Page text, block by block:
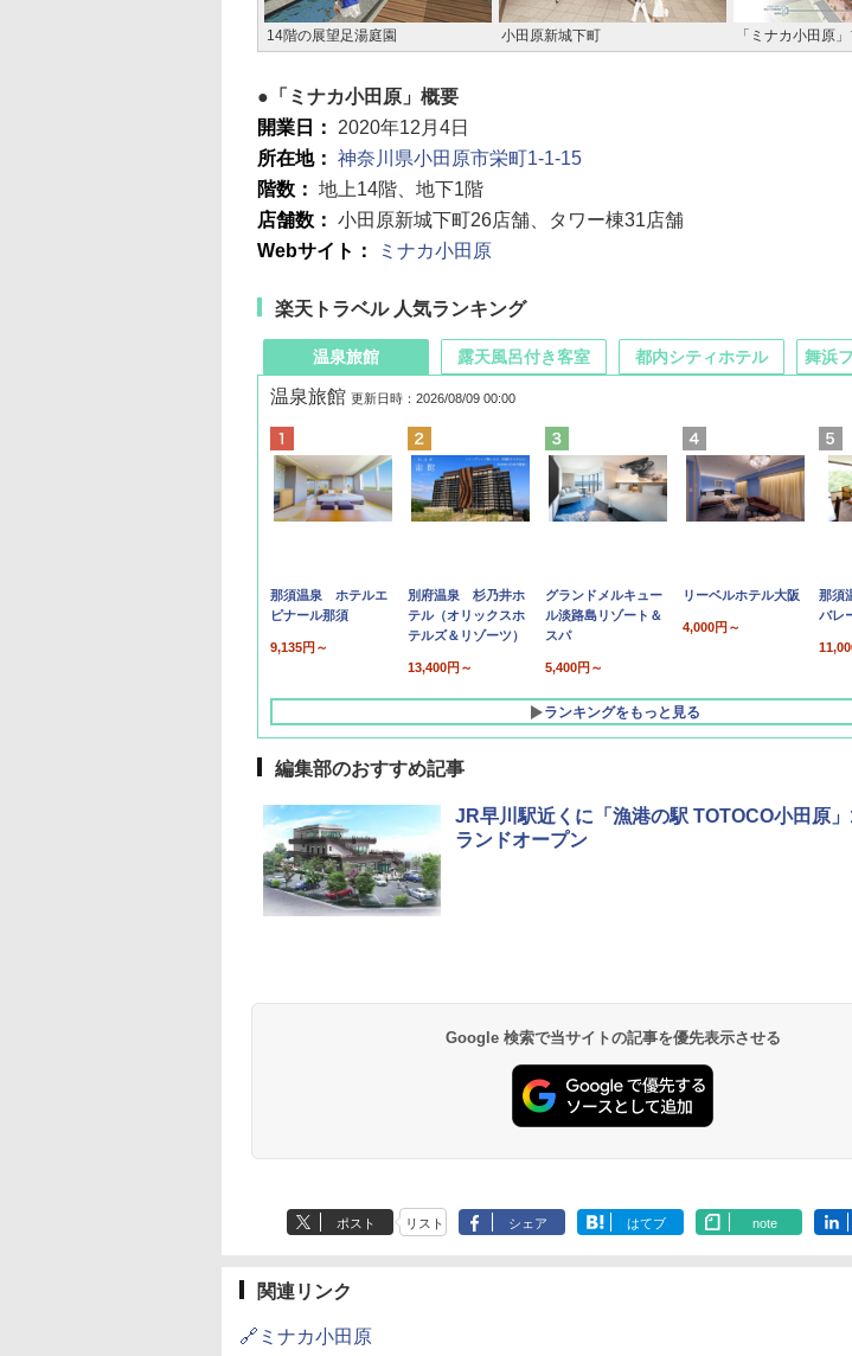
14階の展望足湯庭園 小田原新城下町 「ミナカ小田原
「ミナカ小田原」概要
開業日： 2020年12月4日
所在地： 神奈川県小田原市栄町1-1-15
階数： 地上14階、地下1階
店舗数： 小田原新城下町26店舗、タワー棟31店舗
Webサイト：
ミナカ小田原
楽天トラベル 人気ランキング
温泉旅館
温泉旅館 更新日時：2026/08/09 00:00
那須温泉 ホテルエ
ピナール那須
9,135円～
別府温泉 杉乃井ホ
テル（オリックスホ
テルズ＆リゾーツ）
13,400円～
グランドメルキュー
ル淡路島リゾート＆
スパ
5,400円～
リーベルホテル大阪
4,000円～
那須
バレ
ランキングをもっと見る
露天風呂付き客室
10,450円～
19,541円～
都内シティホテル 舞浜
7,950円～
5,758円～
編集部のおすすめ記事
JR早川駅近くに「漁港の駅 TOTOCO小田原
ランドオープン
Google 検索で当サイトの記事を優先表示させる
ポスト リスト シェア はてブ note
関連リンク
🔗ミナカ小田原